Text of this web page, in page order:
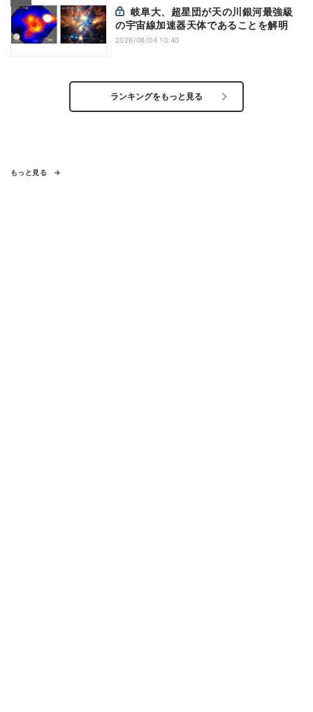
の宇宙線加速器天体であることを解明
2026/08/04 10:40
ランキングをもっと見る
もっと見る